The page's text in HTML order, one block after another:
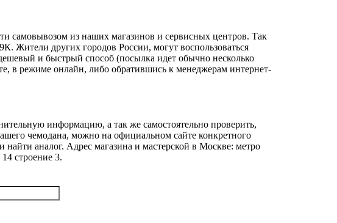
самовывозом из наших магазинов и сервисных центров. Так
Жители других городов России, могут воспользоваться
и быстрый способ (посылка идет обычно несколько
в режиме онлайн, либо обратившись к менеджерам интернет-
информацию, а так же самостоятельно проверить,
чемодана, можно на официальном сайте конкретного
аналог. Адрес магазина и мастерской в Москве: метро
строение 3.